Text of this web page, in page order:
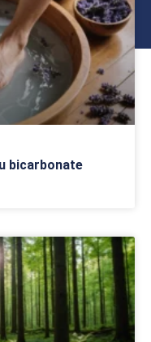
bicarbonate